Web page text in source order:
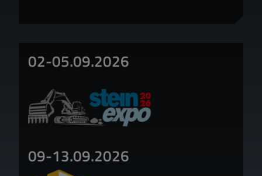
02-05.09.2026
09-13.09.2026